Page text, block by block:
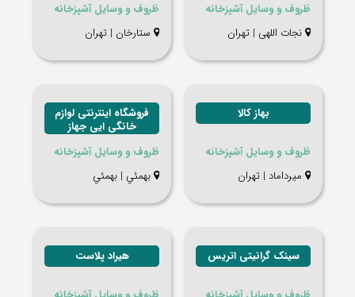
ظروف و وسایل آشپزخانه
نجات اللهی | تهران
ظروف و وسایل آشپزخانه
ستارخان | تهران
بهاز کالا
ظروف و وسایل آشپزخانه
میرداماد | تهران
فروشگاه اینترنتی لوازم
خانگی ایی جهاز
ظروف و وسایل آشپزخانه
بهمئي | بهمئي
سینک گرانیتی اتریس هیراد پلاست